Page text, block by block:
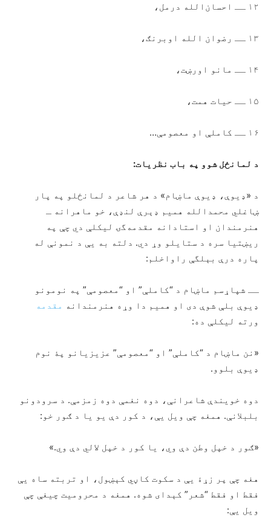
۱۲ ــ احسان‌الله درمل،
۱۳ ــ رضوان الله اوبرنګ،
۱۴ ــ مانو اورښت،
۱۵ ــ حیات همت،
۱۶ ــ کاملې او معصومې…
د لمانځل شوو په باب نظریات:
د «ډیوې، ډیوې ماښام» د هر شاعر د لمانځلو په پار
ښاغلي محمدالله همیم ډېرې لنډې، خو ماهرانه ـ
هنرمندان او استادانه مقدمه‌گۍ لیکلې دي چې په
ریښتیا سره د ستایلو وړ دي. دلته به یې د نمونې له
پاره درې بېلگې راواخلم:
ــ شپاړسم ماښام د “کاملې” او “معصومې” په نومونو
ډیوې بلې شوې دی او همیم دا وړه هنرمندانه مقدمه
ورته لیکلې ده:
«نن ماښام د “کاملې” او “معصومې” عزیزیانو پۀ نوم
ډیوې بلوو.
دوه خویندې شاعرانې، دوه نغمې دوه زمزمې. د سرودونو
بلبلانې. همغه چې ویل یې، د کور دې یو یا د ګور خو:
«ګور د خپل وطن دې وي، یا کور د خپل لالي دې وي.»
هغه چې پر زړۀ یې د سکوت کاڼي کېښول، او تربته ساه یې
فقط او فقط “شعر” کېدای شوه. همغه د محرومیت چیغې چې
ویل یې: